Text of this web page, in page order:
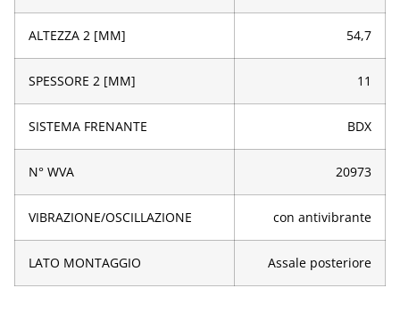
ALTEZZA 2 [MM] 54,7
SPESSORE 2 [MM] 11
SISTEMA FRENANTE BDX
N° WVA 20973
VIBRAZIONE/OSCILLAZIONE con antivibrante
LATO MONTAGGIO Assale posteriore